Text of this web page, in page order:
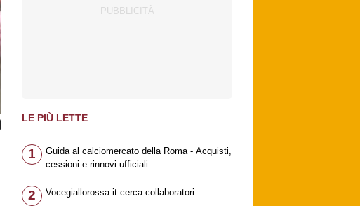
LE PIÙ LETTE
1
Guida al calciomercato della Roma - Acquisti,
cessioni e rinnovi ufficiali
2 Vocegiallorossa.it cerca collaboratori